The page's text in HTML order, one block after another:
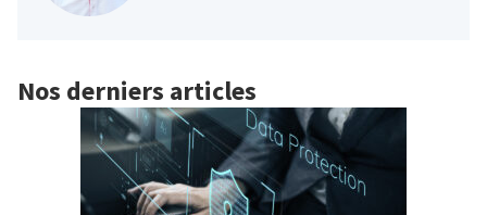
Nos derniers articles